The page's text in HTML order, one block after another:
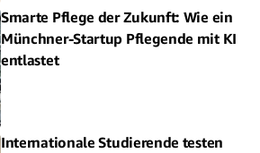
Smarte Pflege der Zukunft: Wie ein
Münchner-Startup Pflegende mit KI
entlastet
Internationale Studierende testen